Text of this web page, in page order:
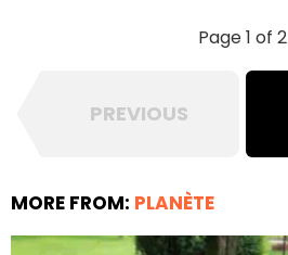
Page 1 of 2
PREVIOUS
MORE FROM: PLANÈTE